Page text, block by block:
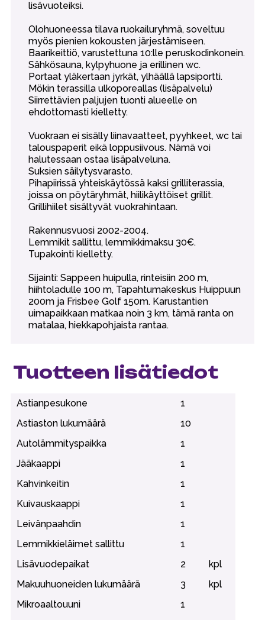
lisävuoteiksi.
Olohuoneessa tilava ruokailuryhmä, soveltuu
myös pienien kokousten järjestämiseen.
Baarikeittiö, varustettuna 10:lle peruskodinkonein.
Sähkösauna, kylpyhuone ja erillinen wc.
Portaat yläkertaan jyrkät, ylhäällä lapsiportti.
Mökin terassilla ulkoporeallas (lisäpalvelu)
Siirrettävien paljujen tuonti alueelle on
ehdottomasti kielletty.
Vuokraan ei sisälly liinavaatteet, pyyhkeet, wc tai
talouspaperit eikä loppusiivous. Nämä voi
halutessaan ostaa lisäpalveluna.
Suksien säilytysvarasto.
Pihapiirissä yhteiskäytössä kaksi grilliterassia,
joissa on pöytäryhmät, hiilikäyttöiset grillit.
Grillihiilet sisältyvät vuokrahintaan.
Rakennusvuosi 2002-2004.
Lemmikit sallittu, lemmikkimaksu 30€.
Tupakointi kielletty.
Sijainti: Sappeen huipulla, rinteisiin 200 m,
hiihtoladulle 100 m, Tapahtumakeskus Huippuun
200m ja Frisbee Golf 150m. Karustantien
uimapaikkaan matkaa noin 3 km, tämä ranta on
matalaa, hiekkapohjaista rantaa.
Tuotteen lisätiedot
Astianpesukone
1
Astiaston lukumäärä
10
Autolämmityspaikka
1
Jääkaappi
1
Kahvinkeitin
1
Kuivauskaappi
1
Leivänpaahdin
1
Lemmikkieläimet sallittu
1
Lisävuodepaikat
2
kpl
Makuuhuoneiden lukumäärä
3
kpl
Mikroaaltouuni
1